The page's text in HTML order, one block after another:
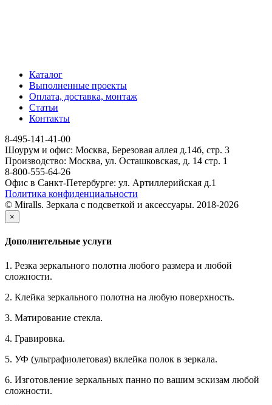
Каталог
Выполненные проекты
Оплата, доставка, монтаж
Статьи
Контакты
8-495-141-41-00
Шоурум и офис: Москва, Березовая аллея д.14б, стр. 3
Производство: Москва, ул. Осташковская, д. 14 стр. 1
8-800-555-64-26
Офис в Санкт-Петербурге: ул. Артиллерийская д.1
Политика конфиденциальности
© Miralls. Зеркала с подсветкой и аксессуары. 2018-2026
×
Дополнительные услуги
1. Резка зеркального полотна любого размера и любой
сложности.
2. Клейка зеркального полотна на любую поверхность.
3. Матирование стекла.
4. Гравировка.
5. УФ (ультрафиолетовая) вклейка полок в зеркала.
6. Изготовление зеркальных панно по вашим эскизам любой
сложности.